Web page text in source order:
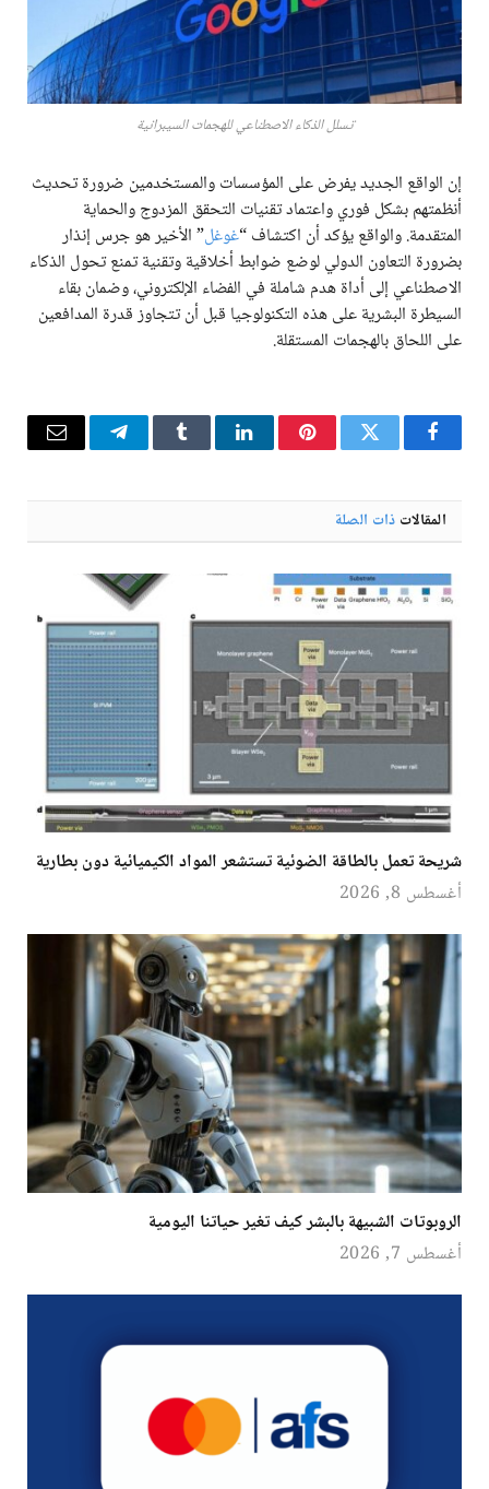
تسلل الذكاء الاصطناعي للهجمات السيبرانية
إن الواقع الجديد يفرض على المؤسسات والمستخدمين ضرورة تحديث
أنظمتهم بشكل فوري واعتماد تقنيات التحقق المزدوج والحماية
المتقدمة. والواقع يؤكد أن اكتشاف “غوغل” الأخير هو جرس إنذار
بضرورة التعاون الدولي لوضع ضوابط أخلاقية وتقنية تمنع تحول الذكاء
الاصطناعي إلى أداة هدم شاملة في الفضاء الإلكتروني، وضمان بقاء
السيطرة البشرية على هذه التكنولوجيا قبل أن تتجاوز قدرة المدافعين
على اللحاق بالهجمات المستقلة.
فيسبوكتويتر بينتيريستلينكدإن Tumblr تيلقرام البريد
المقالات ذات الصلة
شريحة تعمل بالطاقة الضوئية تستشعر المواد الكيميائية دون بطارية
أغسطس 8, 2026
الروبوتات الشبيهة بالبشر كيف تغير حياتنا اليومية
أغسطس 7, 2026